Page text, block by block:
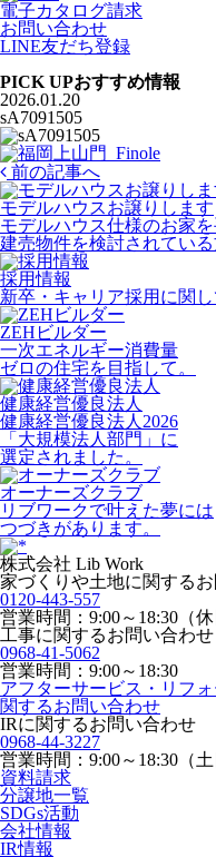
電子カタログ請求
お問い合わせ
LINE友だち登録
PICK UPおすすめ情報
2026.01.20
sA7091505
前の記事へ
モデルハウスお譲りします
モデルハウス仕様のお家
建売物件を検討されている
採用情報
新卒・キャリア採用に関し
ZEHビルダー
一次エネルギー消費量
ゼロの住宅を目指して。
健康経営優良法人
健康経営優良法人2026
「大規模法人部門」に
選定されました。
オーナーズクラブ
リブワークで叶えた夢には
つづきがあります。
株式会社 Lib Work
家づくりや土地に関する
0120-443-557
営業時間：9:00～18:30（休
工事に関するお問い合わせ
0968-41-5062
営業時間：9:00～18:30
アフターサービス・リフ
関するお問い合わせ
IRに関するお問い合わせ
0968-44-3227
営業時間：9:00～18:30（土
資料請求
分譲地一覧
SDGs活動
会社情報
IR情報